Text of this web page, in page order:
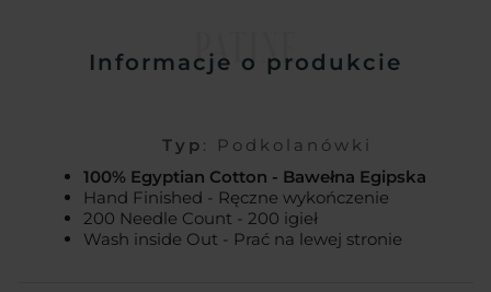
PATINE
Informacje o produkcie
Typ : Podkolanówki
100% Egyptian Cotton - Bawełna Egipska
Hand Finished - Ręczne wykończenie
200 Needle Count - 200 igieł
Wash inside Out - Prać na lewej stronie